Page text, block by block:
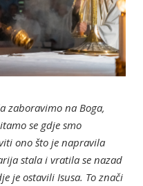
zaboravimo na Boga,
se gdje smo
ono što je napravila
stala i vratila se nazad
je ostavili Isusa. To znači